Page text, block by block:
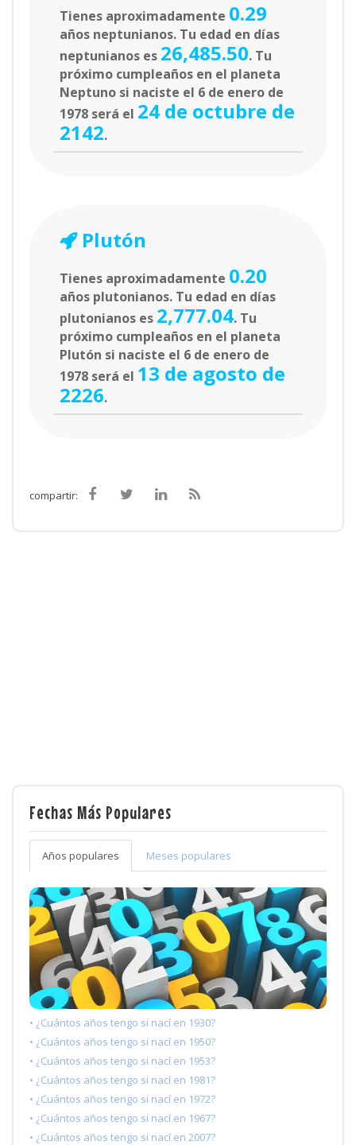
Tienes aproximadamente 0.29
años neptunianos. Tu edad en días
neptunianos es 26,485.50. Tu
próximo cumpleaños en el planeta
Neptuno si naciste el 6 de enero de
1978 será el 24 de octubre de
2142.
Plutón
Tienes aproximadamente 0.20
años plutonianos. Tu edad en días
plutonianos es 2,777.04. Tu
próximo cumpleaños en el planeta
Plutón si naciste el 6 de enero de
1978 será el 13 de agosto de
2226.
compartir:
Fechas Más Populares
Años populares Meses populares
• ¿Cuántos años tengo si nací en 1930?
• ¿Cuántos años tengo si nací en 1950?
• ¿Cuántos años tengo si nací en 1953?
• ¿Cuántos años tengo si nací en 1981?
• ¿Cuántos años tengo si nací en 1972?
• ¿Cuántos años tengo si nací en 1967?
• ¿Cuántos años tengo si nací en 2007?